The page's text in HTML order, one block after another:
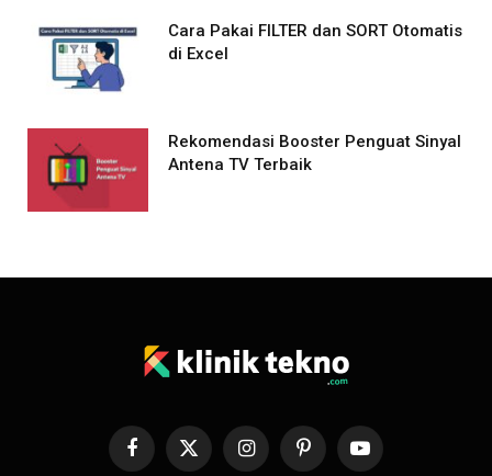
Cara Pakai FILTER dan SORT Otomatis
di Excel
Rekomendasi Booster Penguat Sinyal
Antena TV Terbaik
FacebookX
InstagramPinterestYouTube